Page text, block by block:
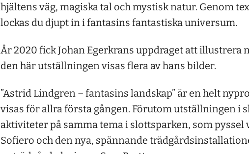
hjältens väg, magiska tal och mystisk natur. Genom
lockas du djupt in i fantasins fantastiska universum.
År 2020 fick Johan Egerkrans uppdraget att illustrera
den här utställningen visas flera av hans bilder.
”Astrid Lindgren – fantasins landskap” är en helt
visas för allra första gången. Förutom utställningen i
aktiviteter på samma tema i slottsparken, som pyssel
Sofiero och den nya, spännande